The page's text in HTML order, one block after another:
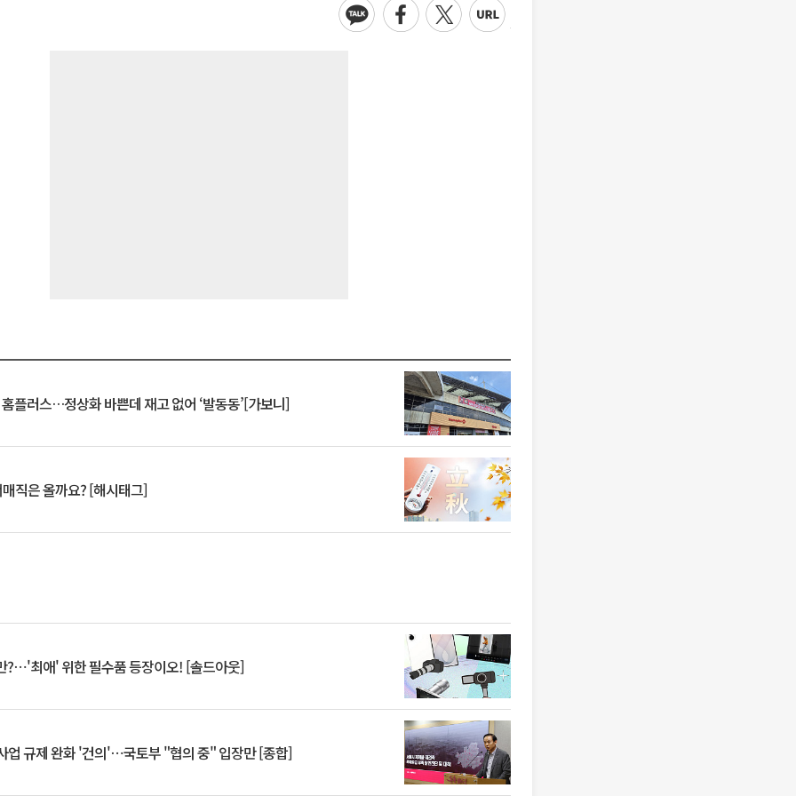
플러스…정상화 바쁜데 재고 없어 ‘발동동’[가보니]
직은 올까요? [해시태그]
?⋯'최애' 위한 필수품 등장이오! [솔드아웃]
업 규제 완화 '건의'⋯국토부 "협의 중" 입장만 [종합]